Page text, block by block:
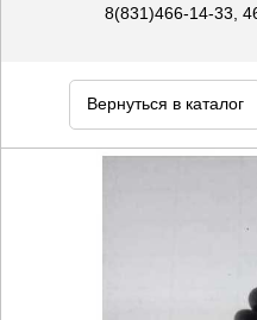
8(831)466-14-33,
Вернуться в каталог